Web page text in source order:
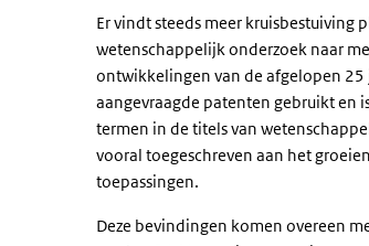
Er vindt steeds meer kruisbestuiving
wetenschappelijk onderzoek naar
ontwikkelingen van de afgelopen 25
aangevraagde patenten gebruikt en
termen in de titels van
vooral toegeschreven aan het
toepassingen.
Deze bevindingen komen overeen